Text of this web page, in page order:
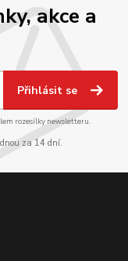
akce a
Přihlásit se
rozesílky newsletteru.
za 14 dní.